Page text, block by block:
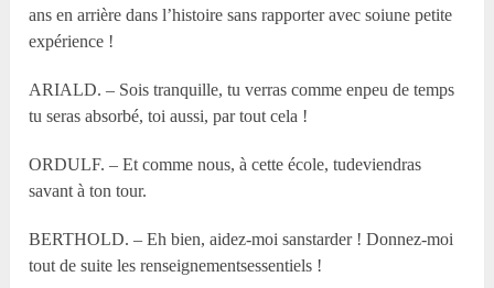
ans en arrière dans l’histoire sans rapporter avec soiune petite
expérience !
ARIALD. – Sois tranquille, tu verras comme enpeu de temps
tu seras absorbé, toi aussi, par tout cela !
ORDULF. – Et comme nous, à cette école, tudeviendras
savant à ton tour.
BERTHOLD. – Eh bien, aidez-moi sanstarder ! Donnez-moi
tout de suite les renseignementsessentiels !